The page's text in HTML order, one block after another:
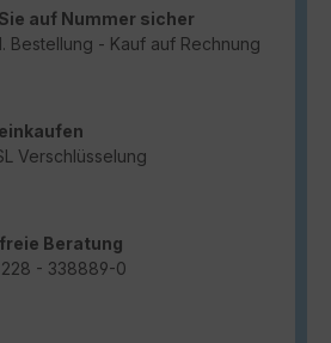
auf Nummer sicher
Bestellung - Kauf auf Rechnung
Verschlüsselung
Beratung
- 338889-0